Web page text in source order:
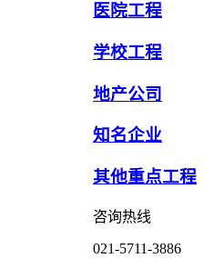
医院工程
学校工程
地产公司
知名企业
其他重点工程
咨询热线
021-5711-3886